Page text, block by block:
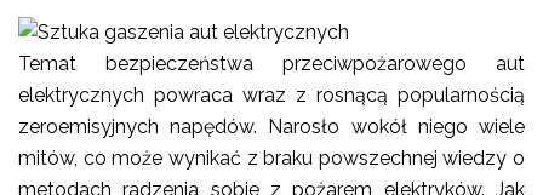
Temat bezpieczeństwa przeciwpożarowego aut
elektrycznych powraca wraz z rosnącą popularnością
zeroemisyjnych napędów. Narosło wokół niego wiele
mitów, co może wynikać z braku powszechnej wiedzy o
metodach radzenia sobie z pożarem elektryków. Jak